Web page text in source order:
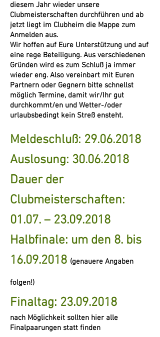
diesem Jahr wieder unsere
Clubmeisterschaften durchführen und ab
jetzt liegt im Clubheim die Mappe zum
Anmelden aus.
Wir hoffen auf Eure Unterstützung und auf
eine rege Beteiligung. Aus verschiedenen
Gründen wird es zum Schluß ja immer
wieder eng. Also vereinbart mit Euren
Partnern oder Gegnern bitte schnellst
möglich Termine, damit wir/Ihr gut
durchkommt/en und Wetter-/oder
urlaubsbedingt kein Streß ensteht.
Meldeschluß: 29.06.2018
Auslosung: 30.06.2018
Dauer der
Clubmeisterschaften:
01.07. – 23.09.2018
Halbfinale: um den 8. bis
16.09.2018 (genauere Angaben
folgen!)
Finaltag: 23.09.2018
nach Möglichkeit sollten hier alle
Finalpaarungen statt finden